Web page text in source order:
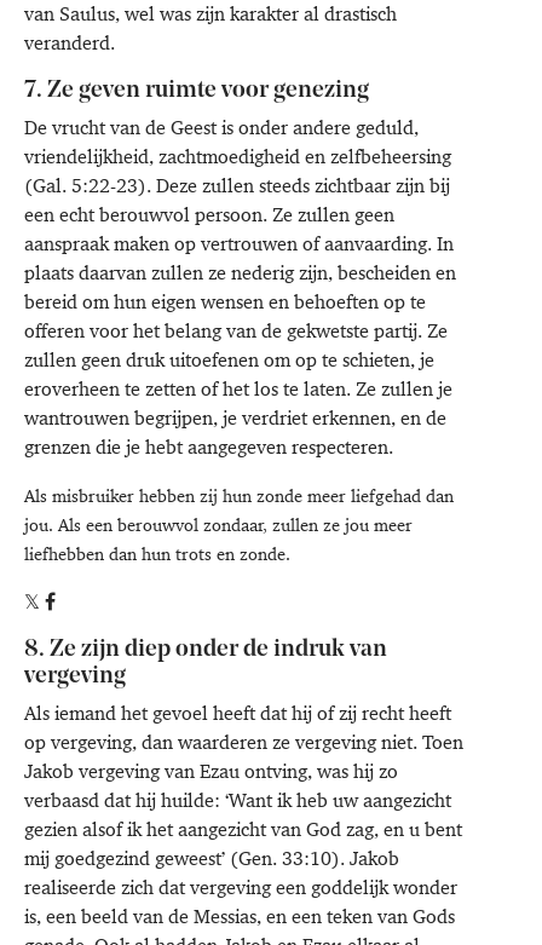
van Saulus, wel was zijn karakter al drastisch
veranderd.
7. Ze geven ruimte voor genezing
De vrucht van de Geest is onder andere geduld,
vriendelijkheid, zachtmoedigheid en zelfbeheersing
(Gal. 5:22-23). Deze zullen steeds zichtbaar zijn bij
een echt berouwvol persoon. Ze zullen geen
aanspraak maken op vertrouwen of aanvaarding. In
plaats daarvan zullen ze nederig zijn, bescheiden en
bereid om hun eigen wensen en behoeften op te
offeren voor het belang van de gekwetste partij. Ze
zullen geen druk uitoefenen om op te schieten, je
eroverheen te zetten of het los te laten. Ze zullen je
wantrouwen begrijpen, je verdriet erkennen, en de
grenzen die je hebt aangegeven respecteren.
Als misbruiker hebben zij hun zonde meer liefgehad dan
jou. Als een berouwvol zondaar, zullen ze jou meer
liefhebben dan hun trots en zonde.
8. Ze zijn diep onder de indruk van
vergeving
Als iemand het gevoel heeft dat hij of zij recht heeft
op vergeving, dan waarderen ze vergeving niet. Toen
Jakob vergeving van Ezau ontving, was hij zo
verbaasd dat hij huilde: ‘Want ik heb uw aangezicht
gezien alsof ik het aangezicht van God zag, en u bent
mij goedgezind geweest’ (Gen. 33:10). Jakob
realiseerde zich dat vergeving een goddelijk wonder
is, een beeld van de Messias, en een teken van Gods